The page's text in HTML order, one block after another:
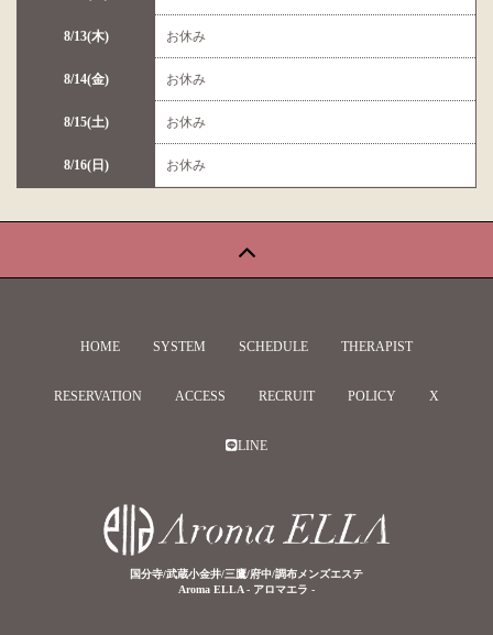
8/13(木)
8/14(金)
8/15(土)
8/16(日)
お休み
お休み
お休み
お休み
HOME SYSTEM SCHEDULE THERAPIST
RESERVATION ACCESS RECRUIT POLICY X
LINE
国分寺/武蔵小金井/三鷹/府中/調布メンズエステ
Aroma ELLA - アロマエラ -